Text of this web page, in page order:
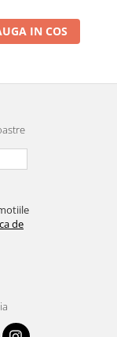
IN COS
de